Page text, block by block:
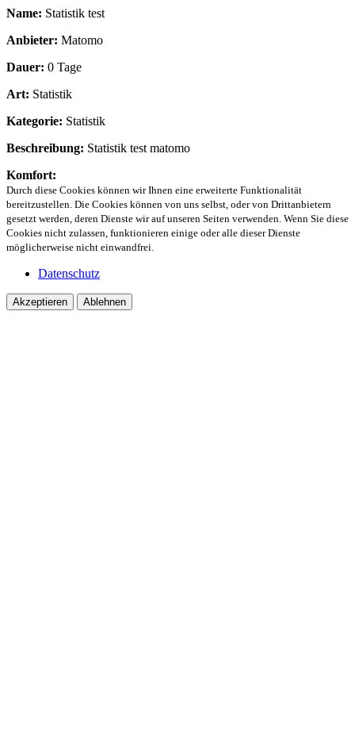
Name: Statistik test
Anbieter: Matomo
Dauer: 0 Tage
Art: Statistik
Kategorie: Statistik
Beschreibung: Statistik test matomo
Komfort:
Durch diese Cookies können wir Ihnen eine erweiterte Funktionalität
bereitzustellen. Die Cookies können von uns selbst, oder von Drittanbietern
gesetzt werden, deren Dienste wir auf unseren Seiten verwenden. Wenn Sie diese
Cookies nicht zulassen, funktionieren einige oder alle dieser Dienste
möglicherweise nicht einwandfrei.
Datenschutz
Akzeptieren Ablehnen